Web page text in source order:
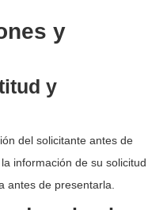
y
y
del solicitante antes de
información de su solicitud
antes de presentarla.